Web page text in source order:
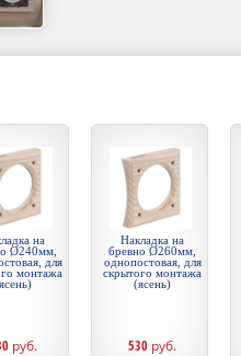
на
Ø240мм,
для
монтажа
руб.
Накладка на
бревно Ø260мм,
однопостовая, для
скрытого монтажа
(ясень)
530 руб.